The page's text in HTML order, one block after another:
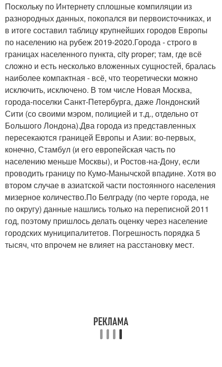
Поскольку по Интернету сплошные компиляции из
разнородных данных, покопался ви первоисточниках, и
в итоге составил таблицу крупнейших городов Европы
по населению на рубеж 2019-2020.Города - строго в
границах населенного пункта, city proper; там, где всё
сложно и есть несколько вложенных сущностей, бралась
наиболее компактная - всё, что теоретически можно
исключить, исключено. В том числе Новая Москва,
города-поселки Санкт-Петербурга, даже Лондонский
Сити (со своими мэром, полицией и т.д., отдельно от
Большого Лондона).Два города из представленных
пересекаются границей Европы и Азии: во-первых,
конечно, Стамбул (и его европейская часть по
населению меньше Москвы), и Ростов-на-Дону, если
проводить границу по Кумо-Манычской впадине. Хотя во
втором случае в азиатской части постоянного населения
мизерное количество.По Белграду (по черте города, не
по округу) данные нашлись только на переписной 2011
год, поэтому пришлось делать оценку через население
городских муниципалитетов. Погрешность порядка 5
тысяч, что впрочем не влияет на расстановку мест.